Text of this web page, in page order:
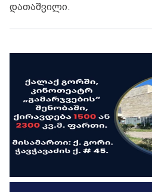
დათაშვილი.